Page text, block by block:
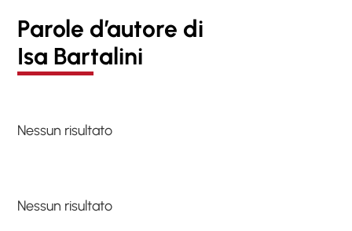
Parole d’autore di
Isa Bartalini
Nessun risultato
Nessun risultato